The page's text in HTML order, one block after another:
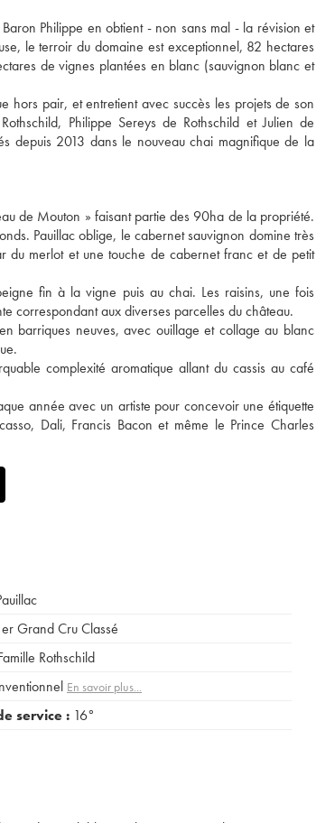
Philippe en obtient - non sans mal - la révision et
le terroir du domaine est exceptionnel, 82 hectares
de vignes plantées en blanc (sauvignon blanc et
pair, et entretient avec succès les projets de son
Philippe Sereys de Rothschild et Julien de
depuis 2013 dans le nouveau chai magnifique de la
de Mouton » faisant partie des 90ha de la propriété.
Pauillac oblige, le cabernet sauvignon domine très
du merlot et une touche de cabernet franc et de petit
fin à la vigne puis au chai. Les raisins, une fois
correspondant aux diverses parcelles du château.
barriques neuves, avec ouillage et collage au blanc
complexité aromatique allant du cassis au café
année avec un artiste pour concevoir une étiquette
Dali, Francis Bacon et même le Prince Charles
Grand Cru Classé
Rothschild
En savoir plus...
service : 16°